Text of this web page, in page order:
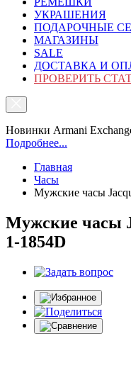
УКРАШЕНИЯ
ПОДАРОЧНЫЕ
МАГАЗИНЫ
SALE
ДОСТАВКА И
ПРОВЕРИТЬ
Новинки Armani
Подробнее...
Главная
Часы
Мужские часы
Мужские часы
1-1854D